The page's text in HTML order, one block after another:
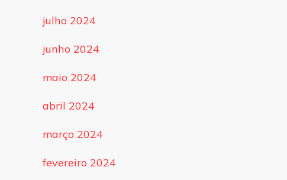
julho 2024
junho 2024
maio 2024
abril 2024
março 2024
fevereiro 2024